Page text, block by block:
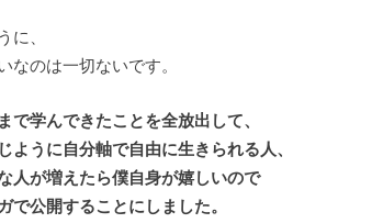
に、
なのは一切ないです。
で学んできたことを全放出して、
ように自分軸で自由に生きられる人、
人が増えたら僕自身が嬉しいので
で公開することにしました。